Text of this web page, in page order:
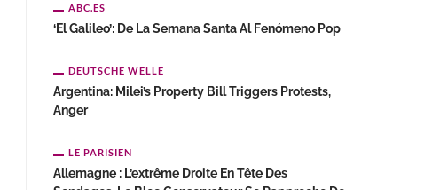
ABC.ES
‘El Galileo’: De La Semana Santa Al Fenómeno Pop
DEUTSCHE WELLE
Argentina: Milei’s Property Bill Triggers Protests,
Anger
LE PARISIEN
Allemagne : L’extrême Droite En Tête Des